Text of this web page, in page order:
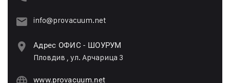
info@provacuum.net
Адрес ОФИС - ШОУРУМ
Пловдив , ул. Арчарица 3
www.provacuum.net